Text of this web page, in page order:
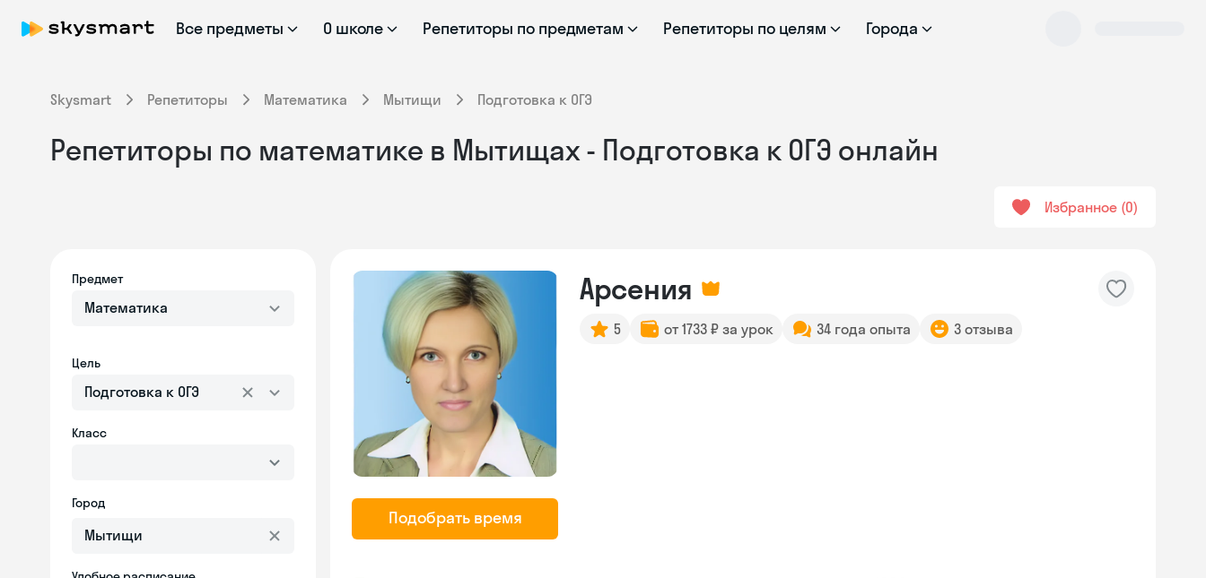
Все предметы О школе Репетиторы по предметам Репетиторы по целям Города
Skysmart Репетиторы Математика Мытищи Подготовка к ОГЭ
Репетиторы по математике в Мытищах - Подготовка к ОГЭ онлайн
Избранное 0
Предмет
Математика
Цель
Подготовка к ОГЭ
Класс
Город
Подобрать время
Арсения
5 от 1733 ₽ за урок 34 года опыта 3 отзыва